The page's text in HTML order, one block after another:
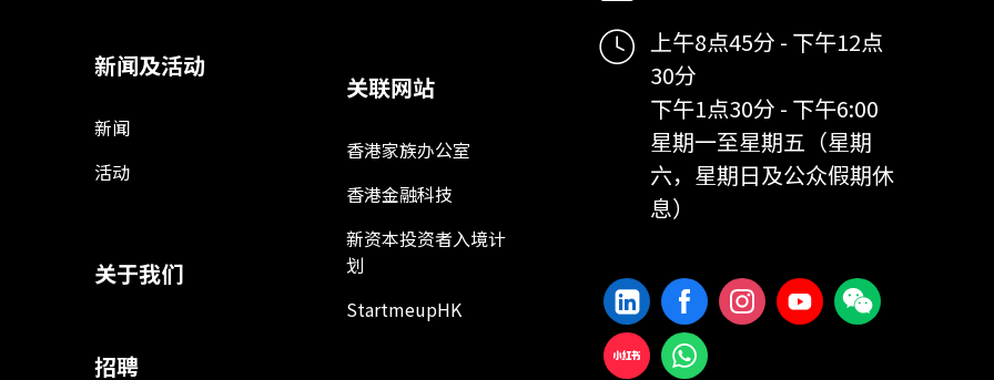
新闻及活动
新闻
活动
关于我们
招聘
关联网站
香港家族办公室
香港金融科技
新资本投资者入境计
划
StartmeupHK
上午8点45分 - 下午12点
30分
下午1点30分 - 下午6:00
星期一至星期五（星期
六，星期日及公众假期休
息）